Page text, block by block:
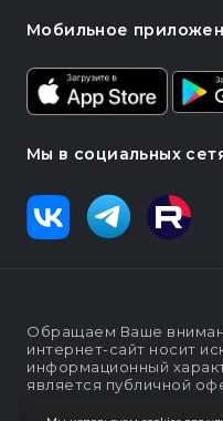
Мобильное
Мы в социальных
Обращаем Ваше
интернет-сайт носит
информационный
является публичной
положениями статьи п.